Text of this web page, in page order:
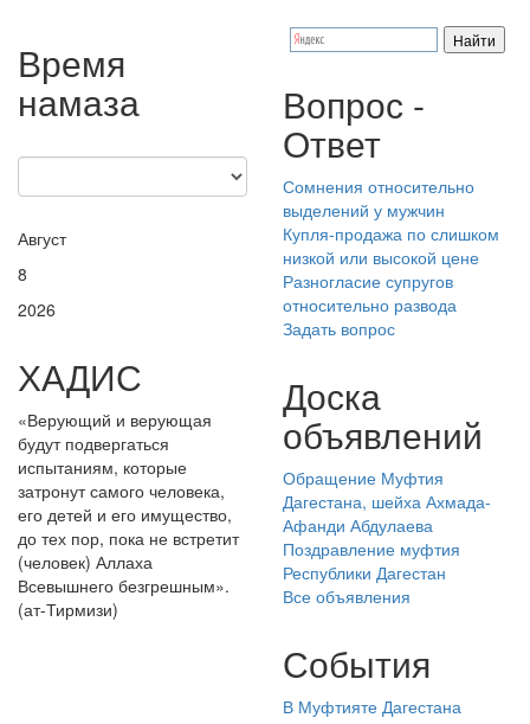
Время
намаза
Август
8
2026
ХАДИС
«Верующий и верующая
будут подвергаться
испытаниям, которые
затронут самого человека,
его детей и его имущество,
до тех пор, пока не встретит
(человек) Аллаха
Всевышнего безгрешным».
(ат-Тирмизи)
Вопрос -
Ответ
Сомнения относительно
выделений у мужчин
Купля-продажа по слишком
низкой или высокой цене
Разногласие супругов
относительно развода
Задать вопрос
Доска
объявлений
Обращение Муфтия
Дагестана, шейха Ахмада-
Афанди Абдулаева
Поздравление муфтия
Республики Дагестан
Все объявления
События
В Муфтияте Дагестана